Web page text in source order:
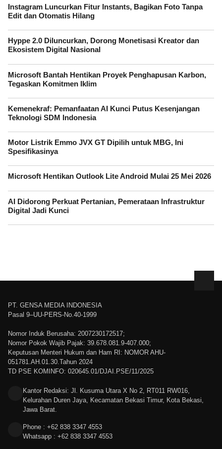
Instagram Luncurkan Fitur Instants, Bagikan Foto Tanpa
Edit dan Otomatis Hilang
Hyppe 2.0 Diluncurkan, Dorong Monetisasi Kreator dan
Ekosistem Digital Nasional
Microsoft Bantah Hentikan Proyek Penghapusan Karbon,
Tegaskan Komitmen Iklim
Kemenekraf: Pemanfaatan AI Kunci Putus Kesenjangan
Teknologi SDM Indonesia
Motor Listrik Emmo JVX GT Dipilih untuk MBG, Ini
Spesifikasinya
Microsoft Hentikan Outlook Lite Android Mulai 25 Mei 2026
AI Didorong Perkuat Pertanian, Pemerataan Infrastruktur
Digital Jadi Kunci
PT. GENSA MEDIA INDONESIA
Pasal 9–UU-PERS-No.40-1999
Nomor Induk Berusaha: 2007230172517;
Nomor Pokok Wajib Pajak: 39.678.081.9-407.000;
Keputusan Menteri Hukum dan Ham RI: NOMOR AHU-
051781.AH.01.30.Tahun 2024
TD PSE KOMINFO: 020645.01/DJAI.PSE/11/2025
Kantor Redaksi: Jl. Kusuma Utara X No 2, RT011 RW016,
Kelurahan Duren Jaya, Kecamatan Bekasi Timur, Kota Bekasi,
Jawa Barat.
Phone : +62 838 3347 4553
Whatsapp : +62 838 3347 4553